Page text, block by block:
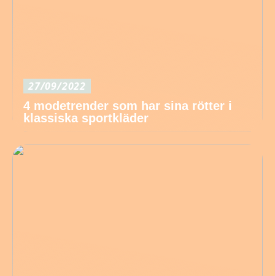
27/09/2022
4 modetrender som har sina rötter i
klassiska sportkläder